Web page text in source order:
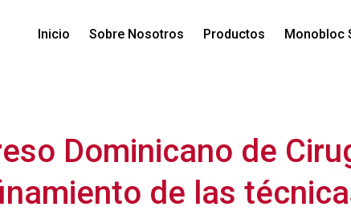
Inicio Sobre Nosotros Productos Monobloc
Dominicano de
de las